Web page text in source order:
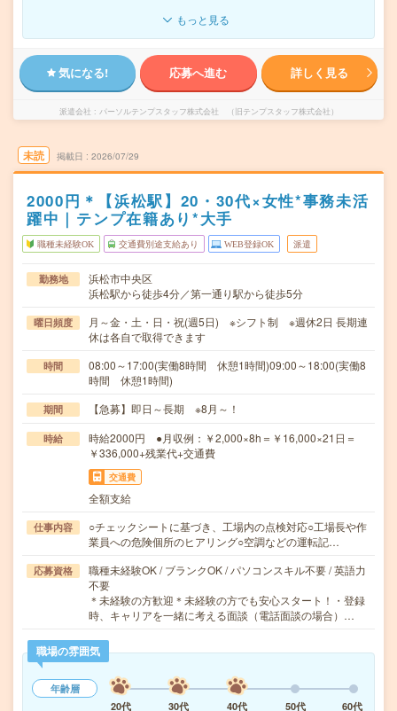
もっと見る
気になる! 応募へ進む 詳しく見る
派遣会社 パーソルテンプスタッフ株式会社 （旧テンプスタッフ株式会社）
未読 掲載日 2026/07/29
2000円＊【浜松駅】20・30代×女性*事務未活
躍中｜テンプ在籍あり*大手
職種未経験OK 交通費別途支給あり WEB登録OK 派遣
勤務地
浜松市中央区
浜松駅から徒歩4分／第一通り駅から徒歩5分
曜日頻度
月～金・土・日・祝(週5日) ※シフト制 ※週休2日 長期連
休は各自で取得できます
時間
08:00～17:00(実働8時間 休憩1時間)09:00～18:00(実働8
時間 休憩1時間)
期間 【急募】即日～長期 ※8月～！
時給
時給2000円 ●月収例：￥2,000×8h＝￥16,000×21日＝
￥336,000+残業代+交通費
交通費
全額支給
仕事内容
○チェックシートに基づき、工場内の点検対応○工場長や作
業員への危険個所のヒアリング○空調などの運転記…
応募資格
職種未経験OK / ブランクOK / パソコンスキル不要 / 英語力
不要
＊未経験の方歓迎＊未経験の方でも安心スタート！・登録
時、キャリアを一緒に考える面談（電話面談の場合）…
職場の雰囲気
年齢層
20代
30代 40代 50代 60代